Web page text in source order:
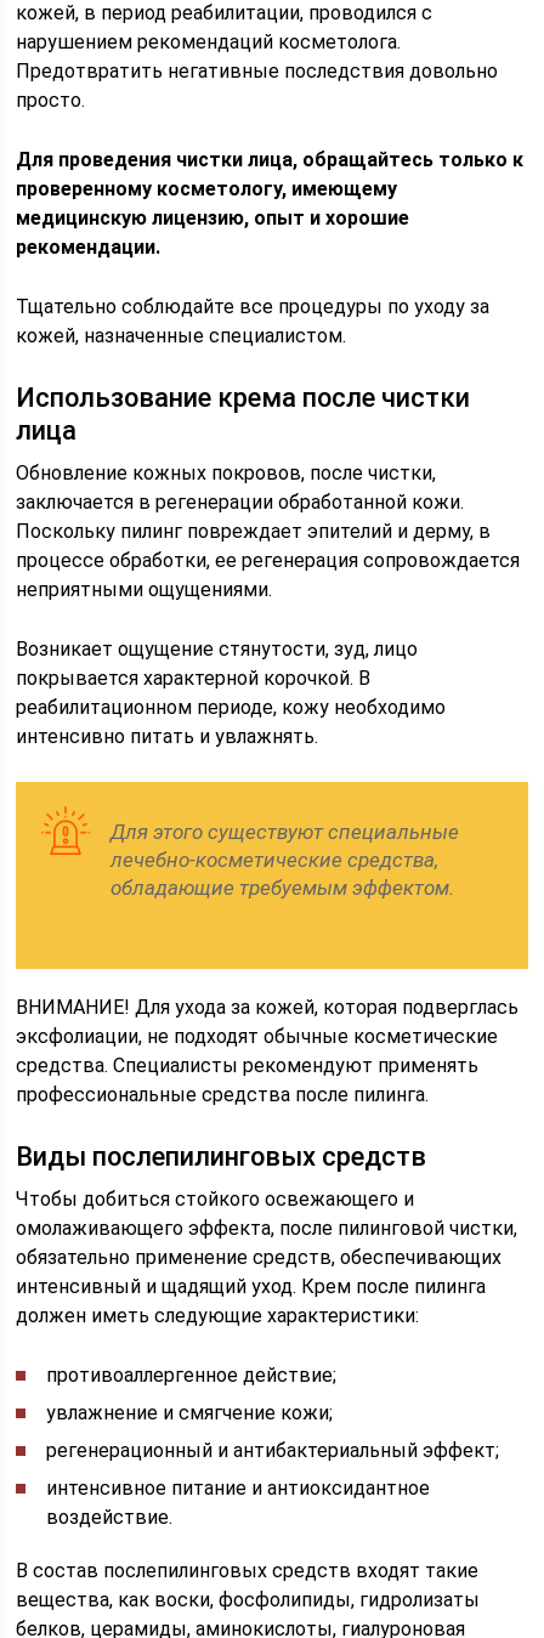
кожей, в период реабилитации, проводился с
нарушением рекомендаций косметолога.
Предотвратить негативные последствия довольно
просто.
Для проведения чистки лица, обращайтесь только к
проверенному косметологу, имеющему
медицинскую лицензию, опыт и хорошие
рекомендации.
Тщательно соблюдайте все процедуры по уходу за
кожей, назначенные специалистом.
Использование крема после чистки
лица
Обновление кожных покровов, после чистки,
заключается в регенерации обработанной кожи.
Поскольку пилинг повреждает эпителий и дерму, в
процессе обработки, ее регенерация сопровождается
неприятными ощущениями.
Возникает ощущение стянутости, зуд, лицо
покрывается характерной корочкой. В
реабилитационном периоде, кожу необходимо
интенсивно питать и увлажнять.
Для этого существуют специальные
лечебно-косметические средства,
обладающие требуемым эффектом.
ВНИМАНИЕ! Для ухода за кожей, которая подверглась
эксфолиации, не подходят обычные косметические
средства. Специалисты рекомендуют применять
профессиональные средства после пилинга.
Виды послепилинговых средств
Чтобы добиться стойкого освежающего и
омолаживающего эффекта, после пилинговой чистки,
обязательно применение средств, обеспечивающих
интенсивный и щадящий уход. Крем после пилинга
должен иметь следующие характеристики:
противоаллергенное действие;
увлажнение и смягчение кожи;
регенерационный и антибактериальный эффект;
интенсивное питание и антиоксидантное
воздействие.
В состав послепилинговых средств входят такие
вещества, как воски, фосфолипиды, гидролизаты
белков, церамиды, аминокислоты, гиалуроновая